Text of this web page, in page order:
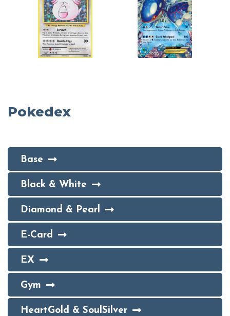
Pokedex
Base
Black & White
Diamond & Pearl
E-Card
EX
Gym
HeartGold & SoulSilver